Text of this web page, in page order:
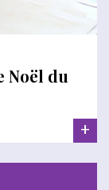
Noël du
+